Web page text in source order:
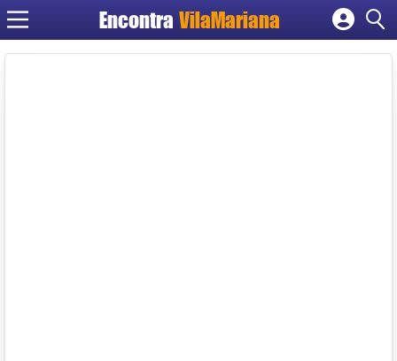
EncontraVilaMariana
Cadastrar empresa